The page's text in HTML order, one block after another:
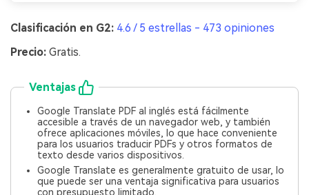
Clasificación en G2: 4.6 / 5 estrellas - 473 opiniones
Precio: Gratis.
Ventajas
Google Translate PDF al inglés está fácilmente
accesible a través de un navegador web, y también
ofrece aplicaciones móviles, lo que hace conveniente
para los usuarios traducir PDFs y otros formatos de
texto desde varios dispositivos.
Google Translate es generalmente gratuito de usar, lo
que puede ser una ventaja significativa para usuarios
con presupuesto limitado.